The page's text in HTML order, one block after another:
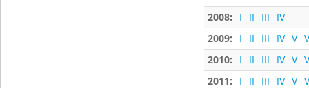
2008:
I II III
IV
2009:
I II III IV V
2010:
I II III IV V
2011:
I II III IV V